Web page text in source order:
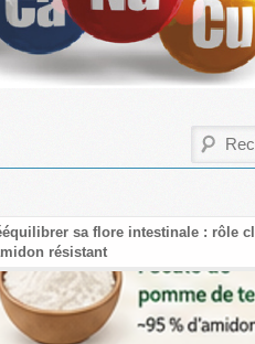
intestinale : rôle clé de